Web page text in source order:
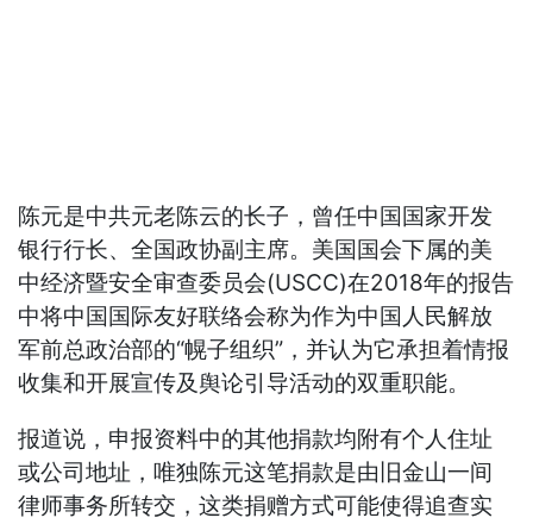
陈元是中共元老陈云的长子，曾任中国国家开发
银行行长、全国政协副主席。美国国会下属的美
中经济暨安全审查委员会(USCC)在2018年的报告
中将中国国际友好联络会称为作为中国人民解放
军前总政治部的“幌子组织”，并认为它承担着情报
收集和开展宣传及舆论引导活动的双重职能。
报道说，申报资料中的其他捐款均附有个人住址
或公司地址，唯独陈元这笔捐款是由旧金山一间
律师事务所转交，这类捐赠方式可能使得追查实